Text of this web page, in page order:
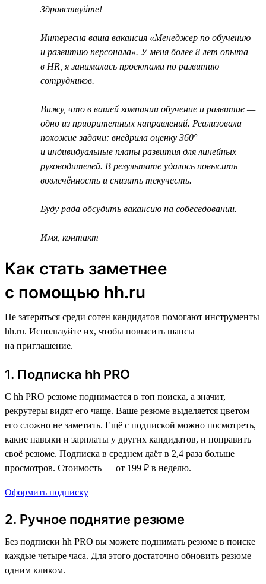
Здравствуйте!
Интересна ваша вакансия «Менеджер по обучению
и развитию персонала». У меня более 8 лет опыта
в HR, я занималась проектами по развитию
сотрудников.
Вижу, что в вашей компании обучение и развитие —
одно из приоритетных направлений. Реализовала
похожие задачи: внедрила оценку 360°
и индивидуальные планы развития для линейных
руководителей. В результате удалось повысить
вовлечённость и снизить текучесть.
Буду рада обсудить вакансию на собеседовании.
Имя, контакт
Как стать заметнее
с помощью hh.ru
Не затеряться среди сотен кандидатов помогают инструменты
hh.ru. Используйте их, чтобы повысить шансы
на приглашение.
1. Подписка hh PRO
С hh PRO резюме поднимается в топ поиска, а значит,
рекрутеры видят его чаще. Ваше резюме выделяется цветом —
его сложно не заметить. Ещё с подпиской можно посмотреть,
какие навыки и зарплаты у других кандидатов, и поправить
своё резюме. Подписка в среднем даёт в 2,4 раза больше
просмотров. Стоимость — от 199 ₽ в неделю.
Оформить подписку
2. Ручное поднятие резюме
Без подписки hh PRO вы можете поднимать резюме в поиске
каждые четыре часа. Для этого достаточно обновить резюме
одним кликом.